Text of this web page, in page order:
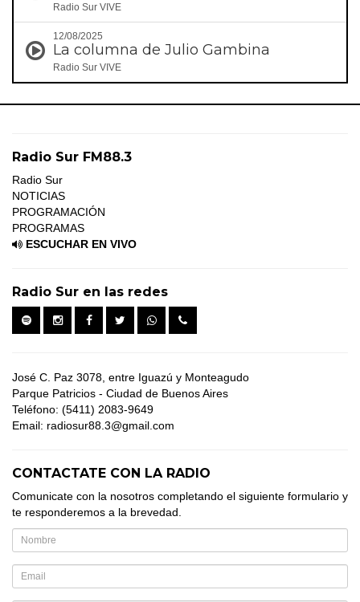
Radio Sur VIVE
12/08/2025
La columna de Julio Gambina
Radio Sur VIVE
Radio Sur FM88.3
Radio Sur
NOTICIAS
PROGRAMACIÓN
PROGRAMAS
ESCUCHAR EN VIVO
Radio Sur en las redes
José C. Paz 3078, entre Iguazú y Monteagudo
Parque Patricios - Ciudad de Buenos Aires
Teléfono: (5411) 2083-9649
Email: radiosur88.3@gmail.com
CONTACTATE CON LA RADIO
Comunicate con la nosotros completando el siguiente formulario y
te responderemos a la brevedad.